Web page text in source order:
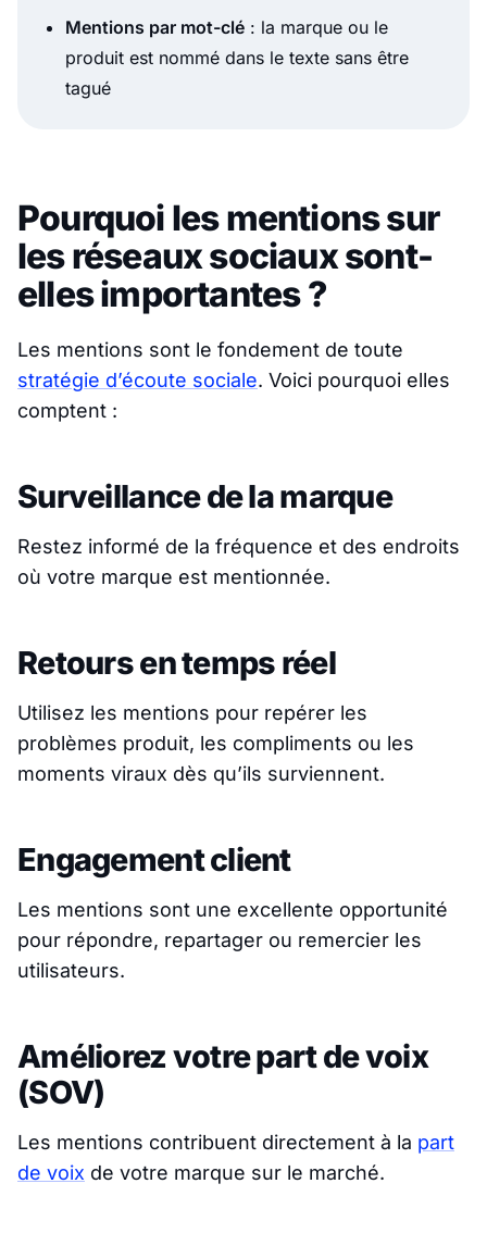
Mentions par mot-clé : la marque ou le
produit est nommé dans le texte sans être
tagué
Pourquoi les mentions sur
les réseaux sociaux sont-
elles importantes ?
Les mentions sont le fondement de toute
stratégie d’écoute sociale. Voici pourquoi elles
comptent :
Surveillance de la marque
Restez informé de la fréquence et des endroits
où votre marque est mentionnée.
Retours en temps réel
Utilisez les mentions pour repérer les
problèmes produit, les compliments ou les
moments viraux dès qu’ils surviennent.
Engagement client
Les mentions sont une excellente opportunité
pour répondre, repartager ou remercier les
utilisateurs.
Améliorez votre part de voix
(SOV)
Les mentions contribuent directement à la part
de voix de votre marque sur le marché.